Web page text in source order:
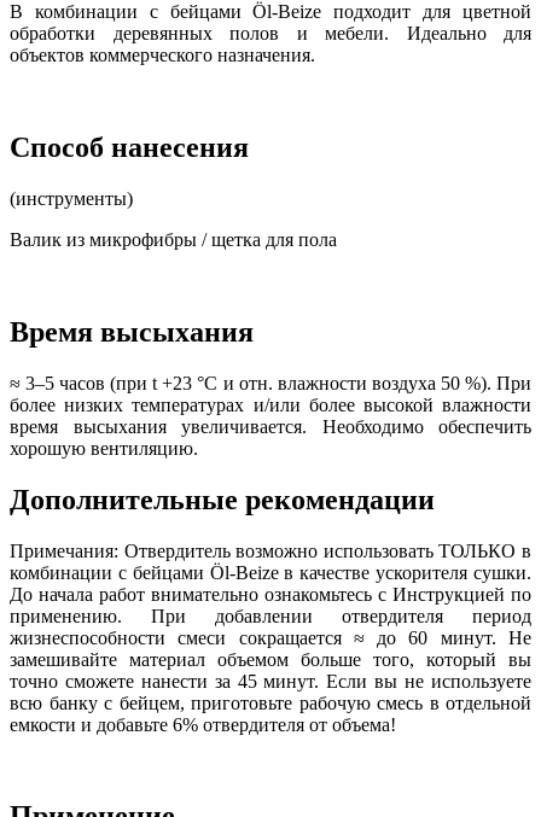
В комбинации с бейцами Öl-Beize подходит для цветной
обработки деревянных полов и мебели. Идеально для
объектов коммерческого назначения.
Способ нанесения
(инструменты)
Валик из микрофибры / щетка для пола
Время высыхания
≈ 3–5 часов (при t +23 °C и отн. влажности воздуха 50 %). При
более низких температурах и/или более высокой влажности
время высыхания увеличивается. Необходимо обеспечить
хорошую вентиляцию.
Дополнительные рекомендации
Примечания: Отвердитель возможно использовать ТОЛЬКО в
комбинации с бейцами Öl-Beize в качестве ускорителя сушки.
До начала работ внимательно ознакомьтесь с Инструкцией по
применению. При добавлении отвердителя период
жизнеспособности смеси сокращается ≈ до 60 минут. Не
замешивайте материал объемом больше того, который вы
точно сможете нанести за 45 минут. Если вы не используете
всю банку с бейцем, приготовьте рабочую смесь в отдельной
емкости и добавьте 6% отвердителя от объема!